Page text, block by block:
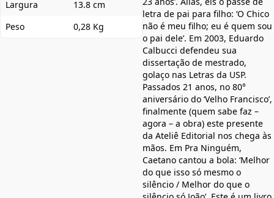
Largura
13.8 cm
Peso
0,28 Kg
letra de pai para filho: ‘O Chico
não é meu filho; eu é quem sou
o pai dele’. Em 2003, Eduardo
Calbucci defendeu sua
dissertação de mestrado,
golaço nas Letras da USP.
Passados 21 anos, no 80°
aniversário do ‘Velho Francisco’,
finalmente (quem sabe faz –
agora – a obra) este presente
da Ateliê Editorial nos chega às
mãos. Em Pra Ninguém,
Caetano cantou a bola: ‘Melhor
do que isso só mesmo o
silêncio / Melhor do que o